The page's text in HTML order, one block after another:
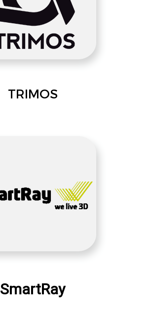
TRIMOS
SmartRay